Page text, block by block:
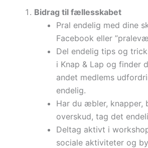
Bidrag til fællesskabet
Pral endelig med dine
Facebook eller
Del endelig tips og
i Knap & Lap og finder
andet medlems
endelig.
Har du æbler, knapper,
overskud, tag det
Deltag aktivt i
sociale aktiviteter og